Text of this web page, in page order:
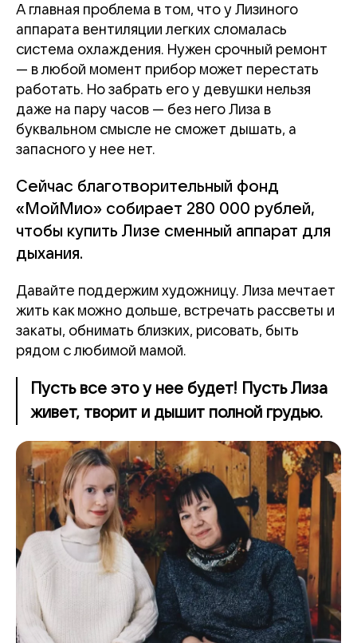
А главная проблема в том, что у Лизиного
аппарата вентиляции легких сломалась
система охлаждения. Нужен срочный ремонт
— в любой момент прибор может перестать
работать. Но забрать его у девушки нельзя
даже на пару часов — без него Лиза в
буквальном смысле не сможет дышать, а
запасного у нее нет.
Сейчас благотворительный фонд
«МойМио» собирает 280 000 рублей,
чтобы купить Лизе сменный аппарат для
дыхания.
Давайте поддержим художницу. Лиза мечтает
жить как можно дольше, встречать рассветы и
закаты, обнимать близких, рисовать, быть
рядом с любимой мамой.
Пусть все это у нее будет! Пусть Лиза
живет, творит и дышит полной грудью.